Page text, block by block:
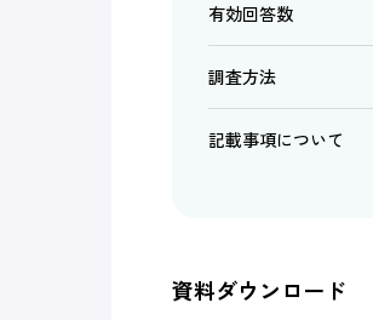
有効回答数
調査方法
記載事項について
資料ダウンロード